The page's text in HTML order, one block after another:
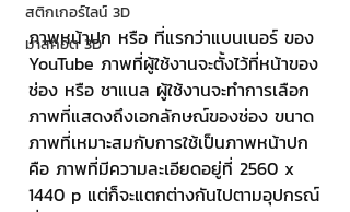
สติกเกอร์ไลน์ 3D
มาสคอต 3D
ภาพหน้าปก หรือ ที่แรกว่าแบนเนอร์ ของ
YouTube ภาพที่ผู้ใช้งานจะตั้งไว้ที่หน้าของ
ช่อง หรือ ชาแนล ผู้ใช้งานจะทำการเลือก
ภาพที่แสดงถึงเอกลักษณ์ของช่อง ขนาด
ภาพที่เหมาะสมกับการใช้เป็นภาพหน้าปก
คือ ภาพที่มีความละเอียดอยู่ที่ 2560 x
1440 p แต่ก็จะแตกต่างกันไปตามอุปกรณ์